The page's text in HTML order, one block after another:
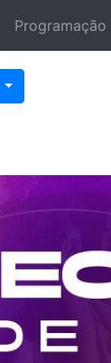
Programação